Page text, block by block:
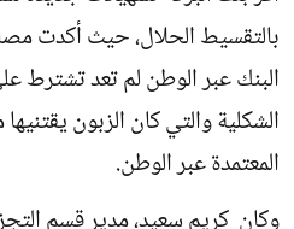
بالتقسيط الحلال، حيث أكدت
البنك عبر الوطن لم تعد تشترط
الشكلية والتي كان الزبون
المعتمدة عبر الوطن.